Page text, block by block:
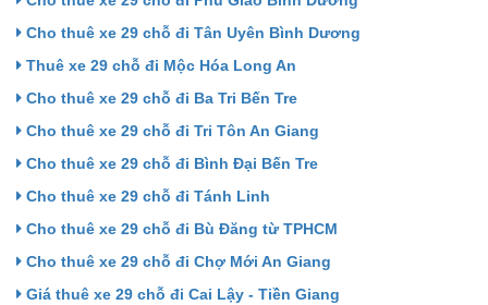
Cho thuê xe 29 chỗ đi Tân Uyên Bình Dương
Thuê xe 29 chỗ đi Mộc Hóa Long An
Cho thuê xe 29 chỗ đi Ba Tri Bến Tre
Cho thuê xe 29 chỗ đi Tri Tôn An Giang
Cho thuê xe 29 chỗ đi Bình Đại Bến Tre
Cho thuê xe 29 chỗ đi Tánh Linh
Cho thuê xe 29 chỗ đi Bù Đăng từ TPHCM
Cho thuê xe 29 chỗ đi Chợ Mới An Giang
Giá thuê xe 29 chỗ đi Cai Lậy - Tiền Giang